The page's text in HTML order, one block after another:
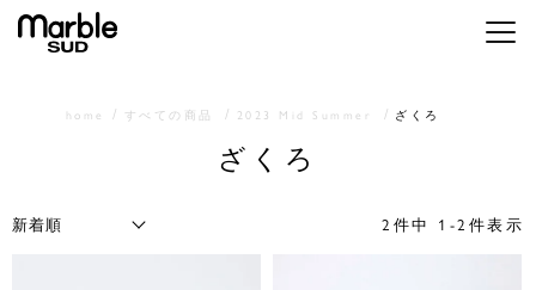
メニ
home すべての商品 2023 Mid Summer ざくろ
ざくろ
2 件中 1 -2 件表示